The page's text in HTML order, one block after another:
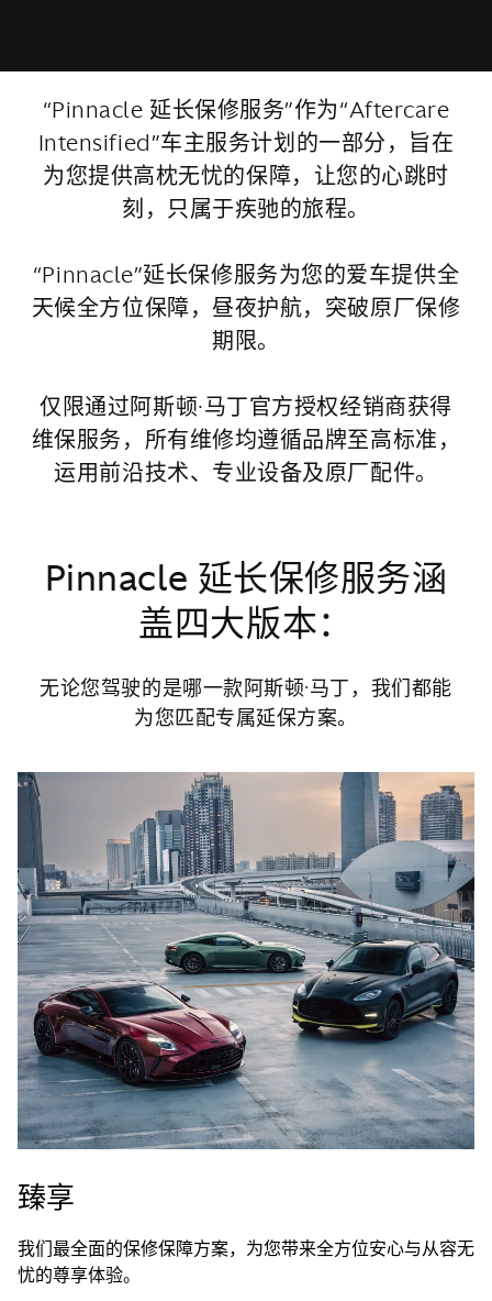
“Pinnacle 延长保修服务”作为“Aftercare
Intensified”车主服务计划的一部分，旨在
为您提供高枕无忧的保障，让您的心跳时
刻，只属于疾驰的旅程。
“Pinnacle”延长保修服务为您的爱车提供全
天候全方位保障，昼夜护航，突破原厂保修
期限。
仅限通过阿斯顿·马丁官方授权经销商获得
维保服务，所有维修均遵循品牌至高标准，
运用前沿技术、专业设备及原厂配件。
Pinnacle 延长保修服务涵
盖四大版本：
无论您驾驶的是哪一款阿斯顿·马丁，我们都能
为您匹配专属延保方案。
臻享
我们最全面的保修保障方案，为您带来全方位安心与从容无
忧的尊享体验。